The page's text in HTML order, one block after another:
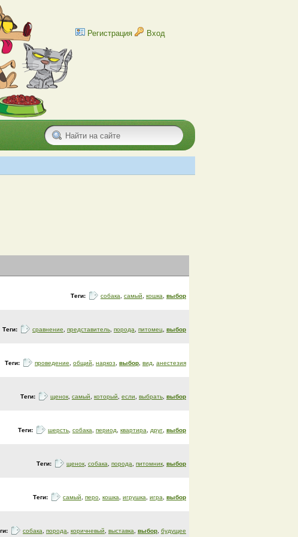
Регистрация Вход
Теги: собака, самый, кошка, выбор
Теги: сравнение, представитель, порода, питомец, выбор
Теги: проведение, общий, наркоз, выбор, вид, анестезия
Теги: щенок, самый, который, если, выбрать, выбор
Теги: шерсть, собака, период, квартира, друг, выбор
Теги: щенок, собака, порода, питомник, выбор
Теги: самый, перо, кошка, игрушка, игра, выбор
собака, порода, коричневый, выставка, выбор, будущее